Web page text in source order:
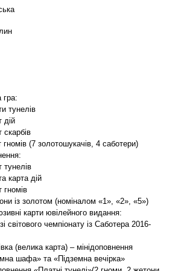
гра:
тунелів
дій
скарбів
гномів (7 золотошукачів, 4 саботери)
тунелів
карта дій
гномів
із золотом (номіналом «1», «2», «5»)
карти ювілейного видання:
світового чемпіонату із Саботера 2016-
(велика карта) – мінідоповнення
шафа» та «Підземна вечірка»